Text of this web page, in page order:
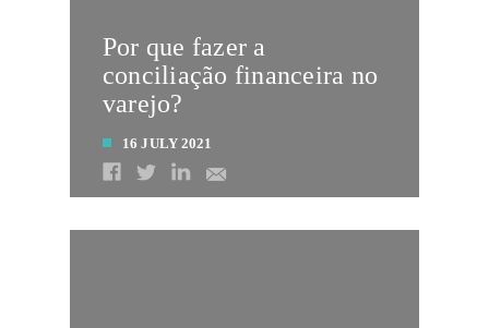
Por que fazer a
conciliação financeira no
varejo?
16 JULY 2021